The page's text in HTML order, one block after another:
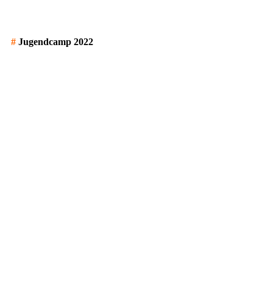
#Jugendcamp 2022